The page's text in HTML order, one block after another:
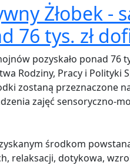
Żłobek -
76 tys. zł
pozyskało ponad 76
Rodziny, Pracy i Polityki
zostaną przeznaczone
zajęć sensoryczno-
środkom
relaksacji, dotykowa,